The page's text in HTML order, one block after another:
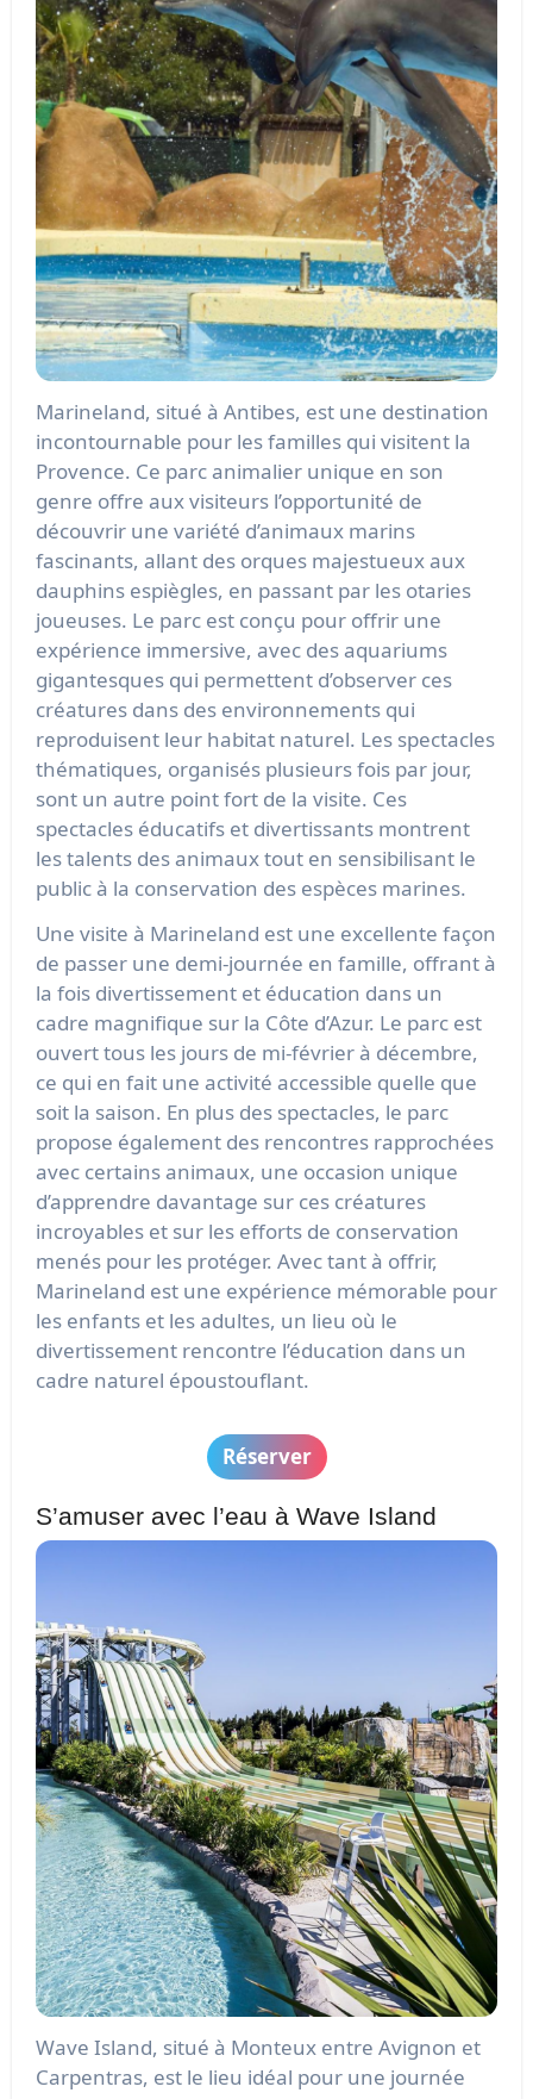
Marineland, situé à Antibes, est une destination
incontournable pour les familles qui visitent la
Provence. Ce parc animalier unique en son
genre offre aux visiteurs l’opportunité de
découvrir une variété d’animaux marins
fascinants, allant des orques majestueux aux
dauphins espiègles, en passant par les otaries
joueuses. Le parc est conçu pour offrir une
expérience immersive, avec des aquariums
gigantesques qui permettent d’observer ces
créatures dans des environnements qui
reproduisent leur habitat naturel. Les spectacles
thématiques, organisés plusieurs fois par jour,
sont un autre point fort de la visite. Ces
spectacles éducatifs et divertissants montrent
les talents des animaux tout en sensibilisant le
public à la conservation des espèces marines.
Une visite à Marineland est une excellente façon
de passer une demi-journée en famille, offrant à
la fois divertissement et éducation dans un
cadre magnifique sur la Côte d’Azur. Le parc est
ouvert tous les jours de mi-février à décembre,
ce qui en fait une activité accessible quelle que
soit la saison. En plus des spectacles, le parc
propose également des rencontres rapprochées
avec certains animaux, une occasion unique
d’apprendre davantage sur ces créatures
incroyables et sur les efforts de conservation
menés pour les protéger. Avec tant à offrir,
Marineland est une expérience mémorable pour
les enfants et les adultes, un lieu où le
divertissement rencontre l’éducation dans un
cadre naturel époustouflant.
Réserver
S’amuser avec l’eau à Wave Island
Wave Island, situé à Monteux entre Avignon et
Carpentras, est le lieu idéal pour une journée